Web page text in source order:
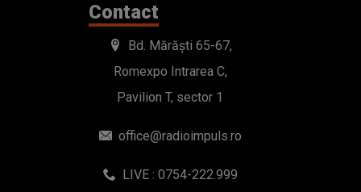
Contact
Bd. Mărăști 65-67,
Romexpo Intrarea C,
Pavilion T, sector 1
office@radioimpuls.ro
LIVE : 0754-222.999